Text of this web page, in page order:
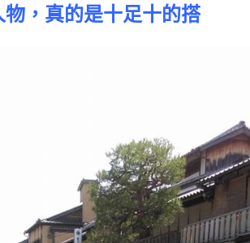
物，真的是十足十的搭